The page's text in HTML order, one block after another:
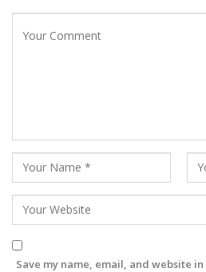
Save my name, email, and website